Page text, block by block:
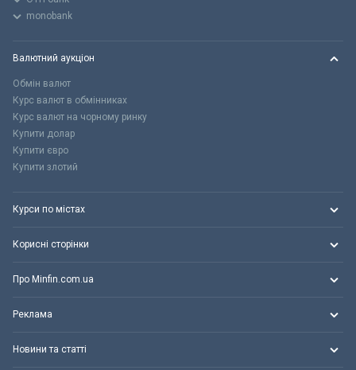
monobank
Валютний аукціон
Обмін валют
Курс валют в обмінниках
Курс валют на чорному ринку
Купити долар
Купити євро
Купити злотий
Курси по містах
Корисні сторінки
Про Minfin.com.ua
Реклама
Новини та статті